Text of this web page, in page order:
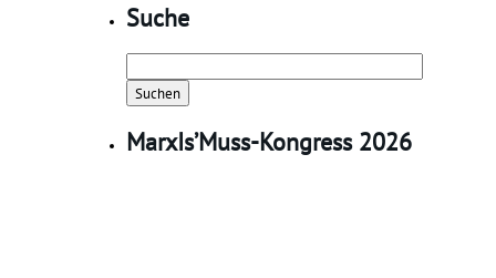
Suche
nach:
MarxIs’Muss-Kongress 2026